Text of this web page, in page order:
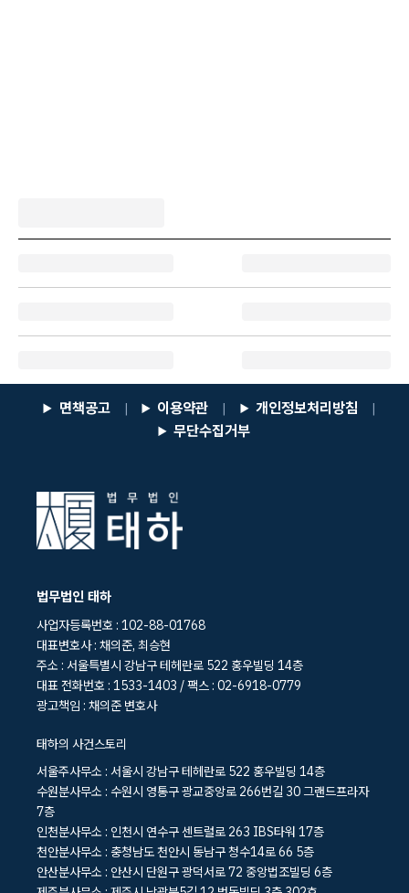
면책공고 | 이용약관 | 개인정보처리방침 |
무단수집거부
법무법인 태하
사업자등록번호 : 102-88-01768
대표변호사 : 채의준, 최승현
주소 : 서울특별시 강남구 테헤란로 522 홍우빌딩 14층
대표 전화번호 : 1533-1403 / 팩스 : 02-6918-0779
광고책임 : 채의준 변호사
태하의 사건스토리
서울주사무소 : 서울시 강남구 테헤란로 522 홍우빌딩 14층
수원분사무소 : 수원시 영통구 광교중앙로 266번길 30 그랜드프라자
7층
인천분사무소 : 인천시 연수구 센트럴로 263 IBS타워 17층
천안분사무소 : 충청남도 천안시 동남구 청수14로 66 5층
안산분사무소 : 안산시 단원구 광덕서로 72 중앙법조빌딩 6층